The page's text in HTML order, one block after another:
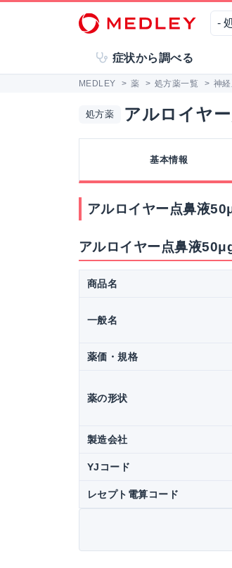
症状から調べる
MEDLEY > 薬 > 処方薬一覧 > 神
処方薬 アルロイヤ
基本情報
アルロイヤー点鼻液
アルロイヤー点鼻液
商品名
一般名
薬価・規格
薬の形状
製造会社
YJコード
レセプト電算コード